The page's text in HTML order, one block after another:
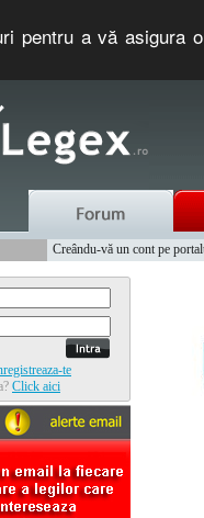
pentru a vă asigura
Creându-vă un cont pe
te
Click aici